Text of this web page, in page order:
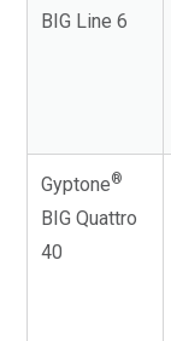
BIG Line 6
Gyptone®
BIG Quattro
40